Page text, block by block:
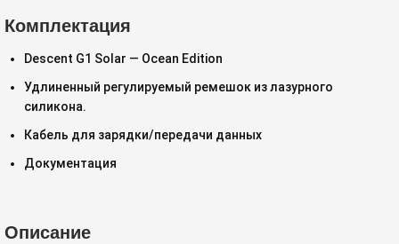
Комплектация
Descent G1 Solar — Ocean Edition
Удлиненный регулируемый ремешок из лазурного
силикона.
Кабель для зарядки/передачи данных
Документация
Описание